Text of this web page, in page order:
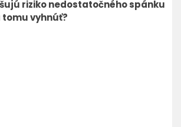
riziko nedostatočného spánku
tomu vyhnúť?